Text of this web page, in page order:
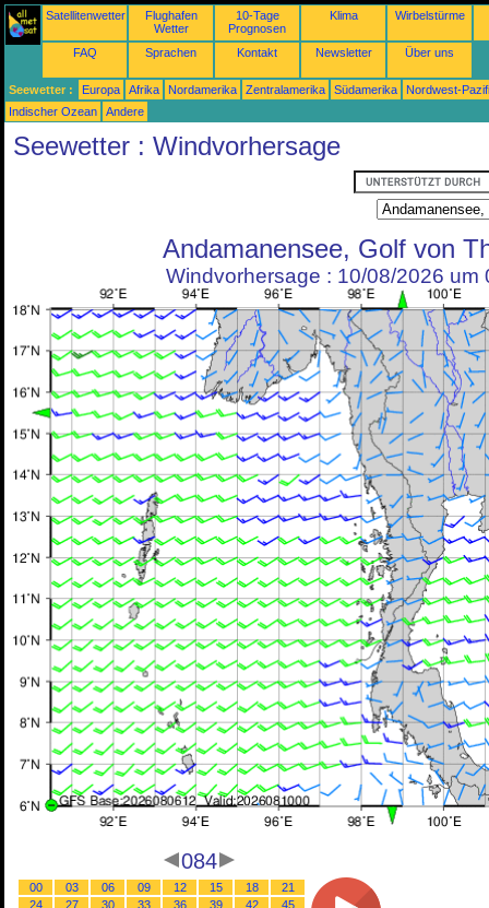
Satellitenwetter
Flughafen
Wetter
10-Tage
Prognosen
Klima Wirbelstürme
FAQ Sprachen Kontakt Newsletter Über uns
Seewetter : Europa Afrika Nordamerika Zentralamerika Südamerika
Nordwest-
Indischer Ozean
Andere
Seewetter : Windvorhersage
Andamanensee, Golf von
Windvorhersage : 10/08/2026 um
084
00 03 06 09 12 15 18
21
24
27 30 33 36 39 42
45